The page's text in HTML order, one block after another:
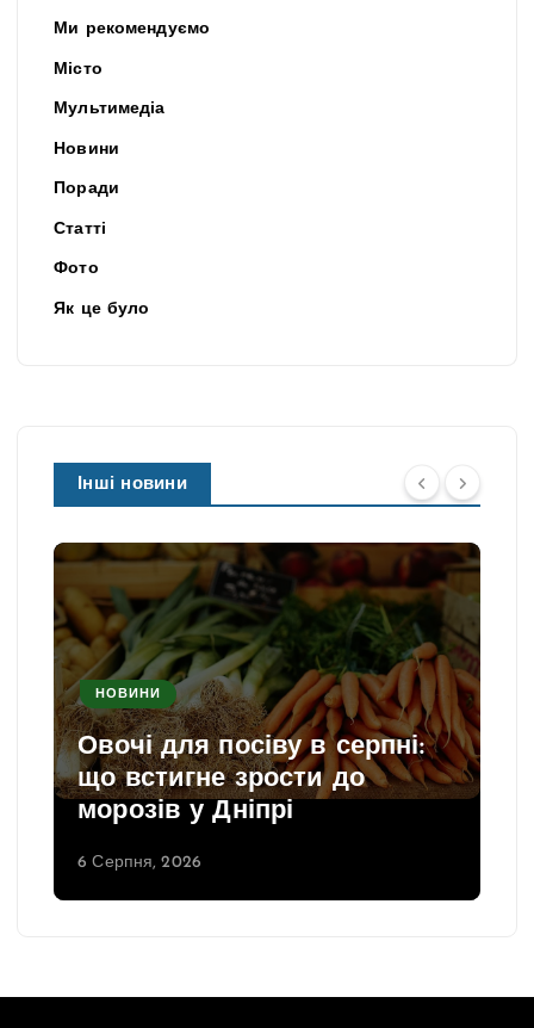
Ми рекомендуємо
Місто
Мультимедіа
Новини
Поради
Статті
Фото
Як це було
Інші новини
НОВИНИ
Овочі для посіву в серпні:
що встигне зрости до
морозів у Дніпрі
6 Серпня, 2026